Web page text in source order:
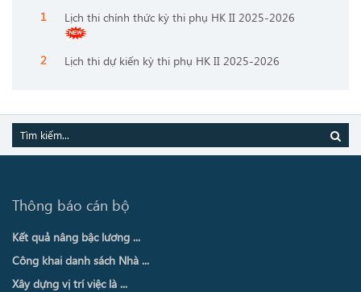
Lịch thi chính thức kỳ thi phụ HK II 2025-2026
Lịch thi dự kiến kỳ thi phụ HK II 2025-2026
Thông báo cán bộ
Kết quả nâng bậc lương ...
Công khai danh sách Nhà ...
Xây dựng vị trí việc là ...